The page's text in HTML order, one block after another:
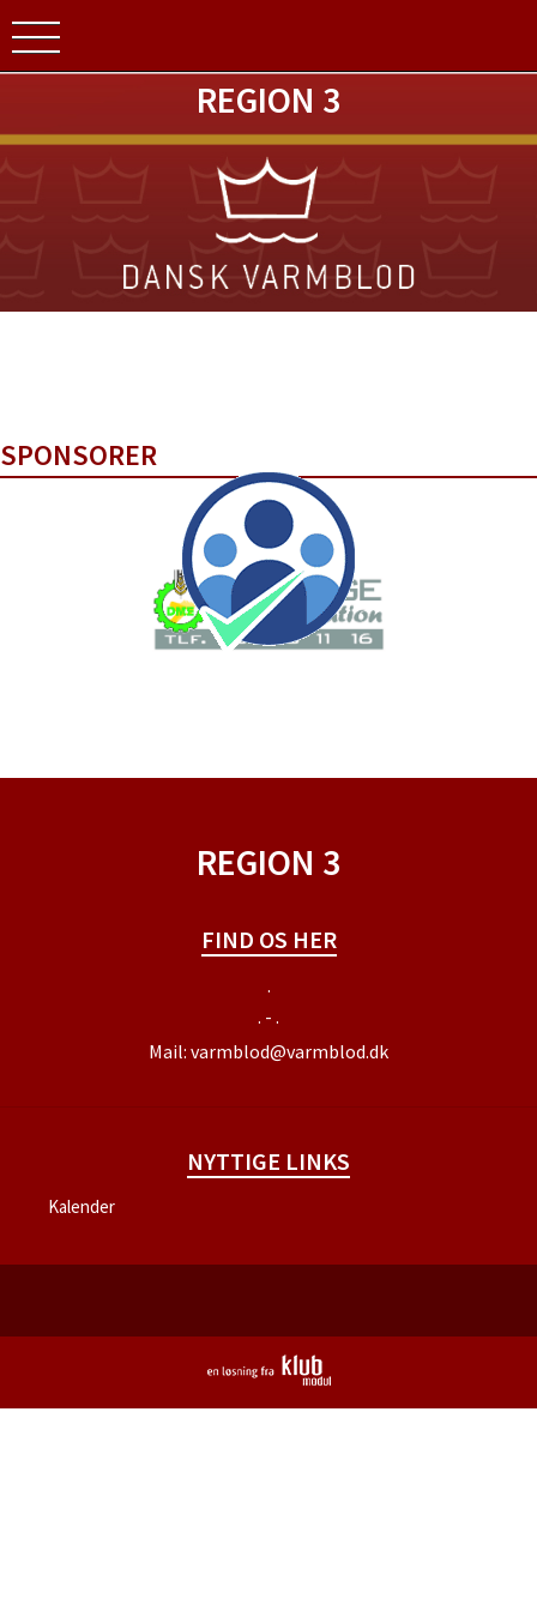
REGION 3
SPONSORER
REGION 3
FIND OS HER
.
. - .
Mail: varmblod@varmblod.dk
NYTTIGE LINKS
Kalender